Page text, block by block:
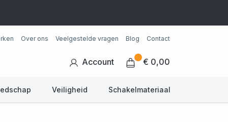
Over ons Veelgestelde vragen Blog Contact
Account € 0,00
Veiligheid Schakelmateriaal